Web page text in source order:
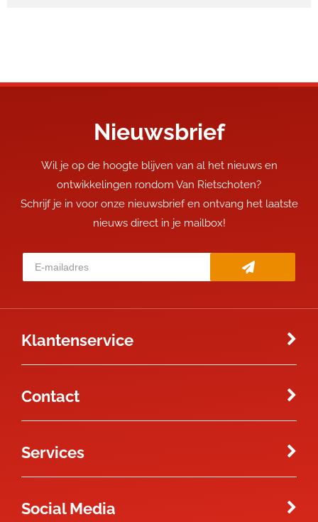
Nieuwsbrief
Wil je op de hoogte blijven van al het nieuws en
ontwikkelingen rondom Van Rietschoten?
Schrijf je in voor onze nieuwsbrief en ontvang het laatste
nieuws direct in je mailbox!
Klantenservice
Contact
Services
Social Media